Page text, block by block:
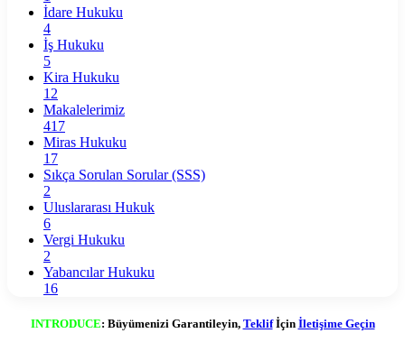
İdare Hukuku
4
İş Hukuku
5
Kira Hukuku
12
Makalelerimiz
417
Miras Hukuku
17
Sıkça Sorulan Sorular (SSS)
2
Uluslararası Hukuk
6
Vergi Hukuku
2
Yabancılar Hukuku
16
INTRODUCE: Büyümenizi Garantileyin, Teklifİçin İletişime Geçin